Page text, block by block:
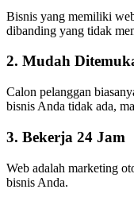
Bisnis yang memiliki
dibanding yang tidak
2. Mudah
Calon pelanggan
bisnis Anda tidak ada,
3. Bekerja 24 Jam
Web adalah marketing
bisnis Anda.